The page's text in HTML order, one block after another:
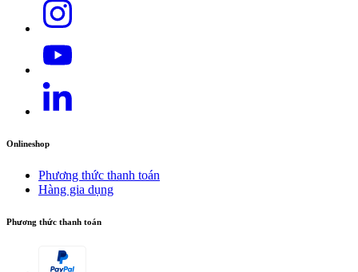
Onlineshop
Phương thức thanh toán
Hàng gia dụng
Phương thức thanh toán